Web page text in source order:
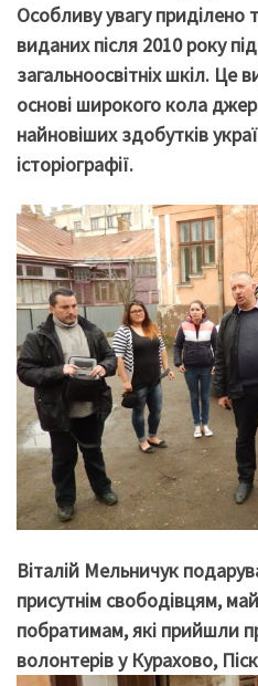
Особливу увагу приділено
виданих після 2010 року
загальноосвітніх шкіл. Це
основі широкого кола
найновіших здобутків
історіографії.
Віталій Мельничук
присутнім свободівцям,
побратимам, які прийшли
волонтерів у Курахово,